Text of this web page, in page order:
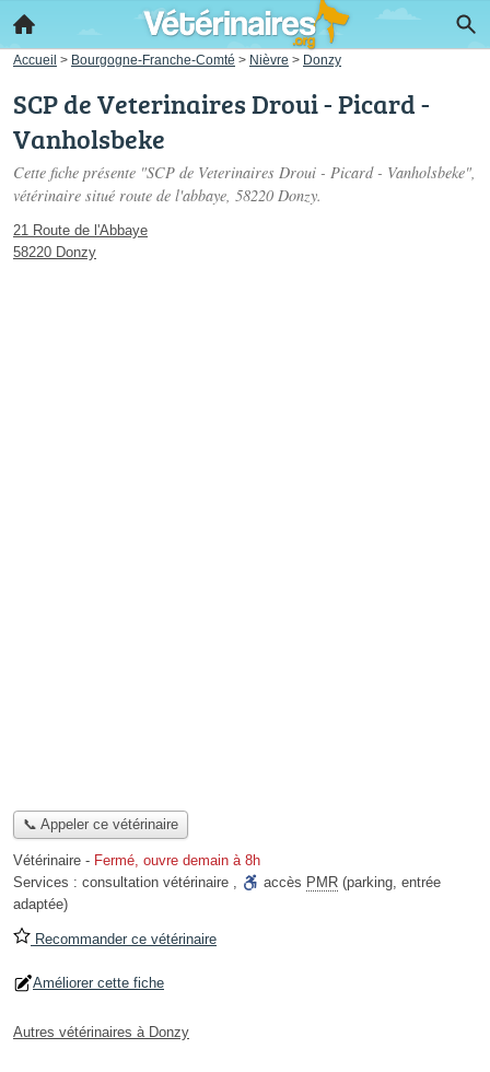
Accueil > Bourgogne-Franche-Comté > Nièvre > Donzy
SCP de Veterinaires Droui - Picard -
Vanholsbeke
Cette fiche présente "SCP de Veterinaires Droui - Picard - Vanholsbeke",
vétérinaire situé route de l'abbaye, 58220 Donzy.
21 Route de l'Abbaye
58220 Donzy
📞 Appeler ce vétérinaire
Vétérinaire - Fermé, ouvre demain à 8h
Services : consultation vétérinaire , accès PMR (parking, entrée
adaptée)
Recommander ce vétérinaire
Améliorer cette fiche
Autres vétérinaires à Donzy